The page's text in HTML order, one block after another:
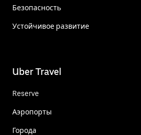
Безопасность
Устойчивое развитие
Uber Travel
Reserve
Аэропорты
Города